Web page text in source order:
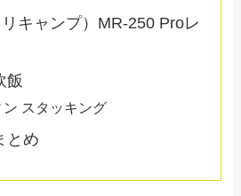
キャンプ）MR-250 Proレ
飯
ン スタッキング
とめ